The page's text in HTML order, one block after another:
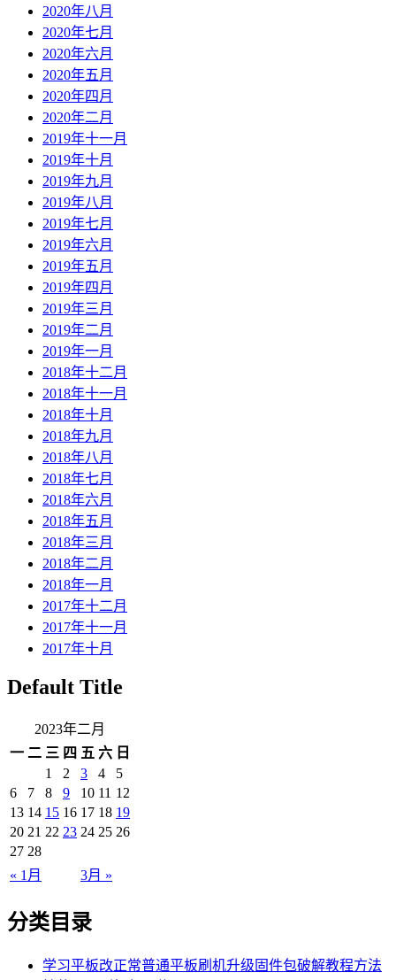
2020年八月
2020年七月
2020年六月
2020年五月
2020年四月
2020年二月
2019年十一月
2019年十月
2019年九月
2019年八月
2019年七月
2019年六月
2019年五月
2019年四月
2019年三月
2019年二月
2019年一月
2018年十二月
2018年十一月
2018年十月
2018年九月
2018年八月
2018年七月
2018年六月
2018年五月
2018年三月
2018年二月
2018年一月
2017年十二月
2017年十一月
2017年十月
Default Title
2023年二月
一 二 三 四 五 六 日
« 1月 3月 »
1 2 3 4
5
6
7 8 9 10 11 12
13 14 15 16 17 18 19
20 21 22 23 24 25 26
27 28
分类目录
学习平板改正常普通平板刷机升级固件包破解教程方法